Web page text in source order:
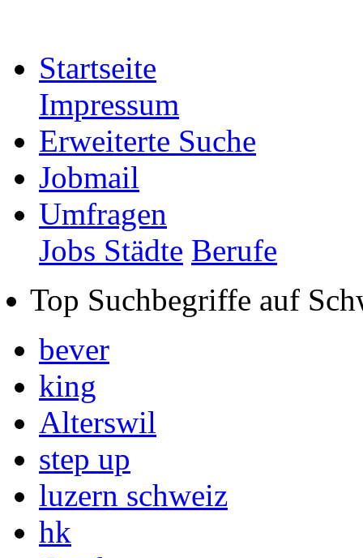
Startseite
Impressum
Erweiterte Suche
Jobmail
Umfragen
Jobs Städte Berufe
Top Suchbegriffe auf
bever
king
Alterswil
step up
luzern schweiz
hk